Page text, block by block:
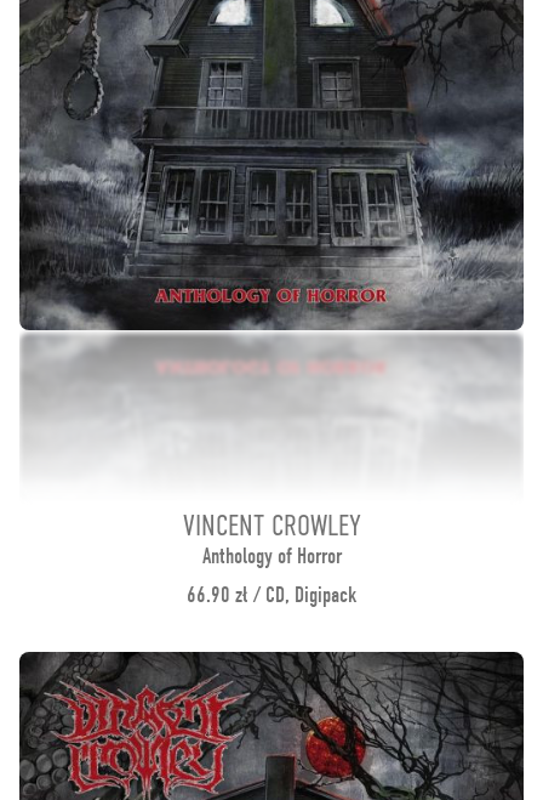
VINCENT CROWLEY
Anthology of Horror
66.90 zł / CD, Digipack